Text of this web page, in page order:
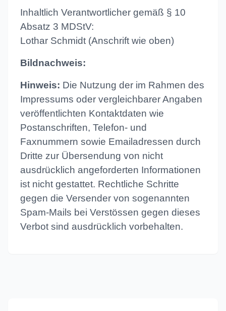
Inhaltlich Verantwortlicher gemäß § 10
Absatz 3 MDStV:
Lothar Schmidt (Anschrift wie oben)
Bildnachweis:
Hinweis: Die Nutzung der im Rahmen des
Impressums oder vergleichbarer Angaben
veröffentlichten Kontaktdaten wie
Postanschriften, Telefon- und
Faxnummern sowie Emailadressen durch
Dritte zur Übersendung von nicht
ausdrücklich angeforderten Informationen
ist nicht gestattet. Rechtliche Schritte
gegen die Versender von sogenannten
Spam-Mails bei Verstössen gegen dieses
Verbot sind ausdrücklich vorbehalten.